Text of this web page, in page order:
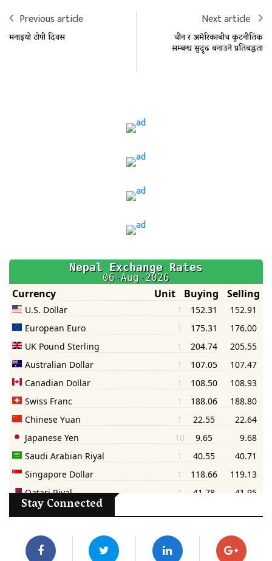
Previous article
मनाइयो टोपी दिवस
Next article
चीन र अमेरिकाबीच कूटनीतिक
सम्बन्ध सुदृढ बनाउने प्रतिबद्धता
Stay Connected